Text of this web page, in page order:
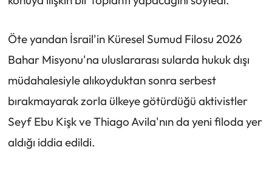
Öte yandan İsrail'in Küresel Sumud Filosu 2026
Bahar Misyonu'na uluslararası sularda hukuk dışı
müdahalesiyle alıkoyduktan sonra serbest
bırakmayarak zorla ülkeye götürdüğü aktivistler
Seyf Ebu Kişk ve Thiago Avila'nın da yeni filoda yer
aldığı iddia edildi.